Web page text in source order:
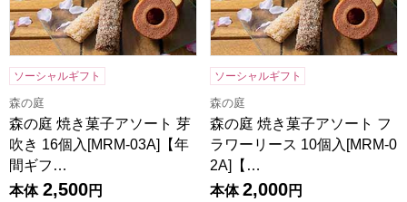
ソーシャルギフト
森の庭
森の庭 焼き菓子アソート 芽
吹き 16個入[MRM-03A]【年
間ギフ…
本体 2,500円
ソーシャルギフト
森の庭
森の庭 焼き菓子アソート フ
ラワーリース 10個入[MRM-0
2A]【…
本体 2,000円